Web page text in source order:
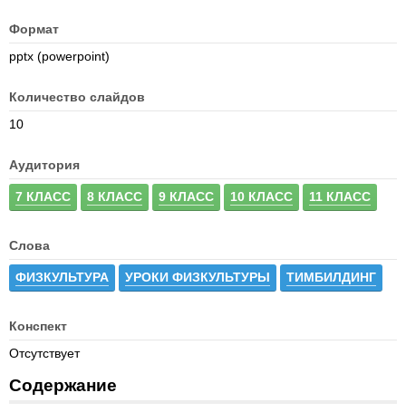
Формат
pptx (powerpoint)
Количество слайдов
10
Аудитория
7 КЛАСС 8 КЛАСС 9 КЛАСС 10 КЛАСС 11 КЛАСС
Слова
ФИЗКУЛЬТУРА УРОКИ ФИЗКУЛЬТУРЫ ТИМБИЛДИНГ
Конспект
Отсутствует
Содержание